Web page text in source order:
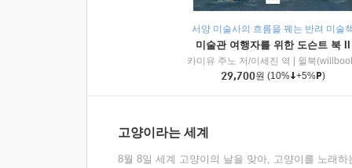
서양 미술사의 흐름을 꿰는 반려 미술
미술관 여행자를 위한 도슨트 북 II
카미유 주노 저/이세진 역
윌북
29,700원 (10% +5% )
고양이라는 세계
8월 8일 세계 고양이의 날을 맞아, 고양이를 노래하